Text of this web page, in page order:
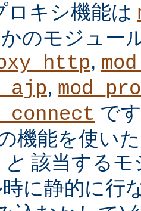
ロキシ機能は
のモジュー
,
,
で
機能を使い
と 該当するモ
に静的に行